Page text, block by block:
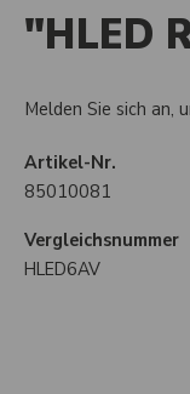
"HLED
Melden Sie sich an,
Artikel-Nr.
85010081
Vergleichsnummer
HLED6AV